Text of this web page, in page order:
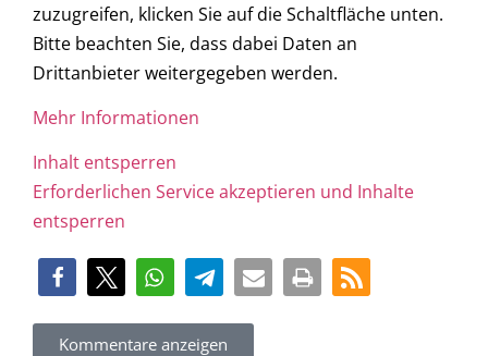
zuzugreifen, klicken Sie auf die Schaltfläche unten.
Bitte beachten Sie, dass dabei Daten an
Drittanbieter weitergegeben werden.
Mehr Informationen
Inhalt entsperren
Erforderlichen Service akzeptieren und Inhalte
entsperren
Kommentare anzeigen